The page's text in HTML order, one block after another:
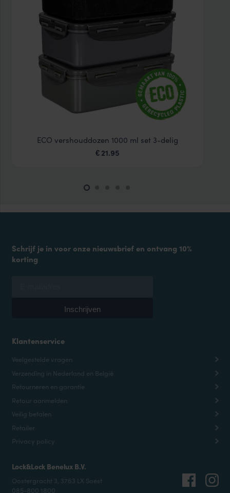
ECO vershouddozen 1000 ml set 3-delig
€ 21.95
Klantenservice
Veelgestelde vragen
Verzending in Nederland en België
Retourneren en garantie
Retour aanmelden
Veilig betalen
Retailer
Privacy policy
Lock&Lock Benelux B.V.
Oostergracht 3, 3763 LX Soest
085-800 1800
Schrijf je in voor onze nieuwsbrief en ontvang 10%
korting